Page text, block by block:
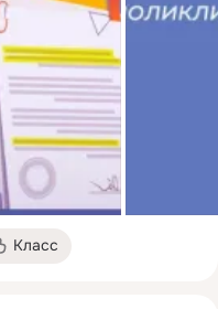
Класс